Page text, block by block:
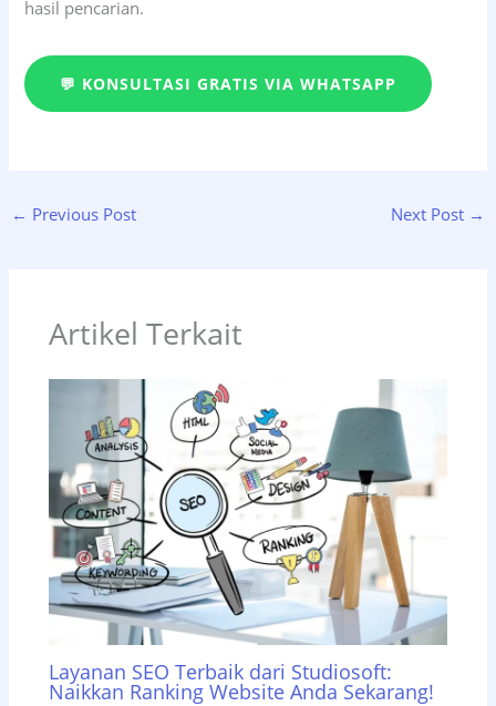
hasil pencarian.
💬 KONSULTASI GRATIS VIA WHATSAPP
← Previous Post Next Post →
Artikel Terkait
Layanan SEO Terbaik dari Studiosoft:
Naikkan Ranking Website Anda Sekarang!